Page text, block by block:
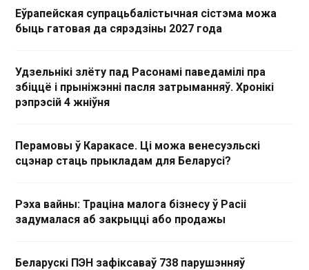
Еўрапейская супрацьбалістычная сістэма можа
быць гатовая да сярэдзіны 2027 года
Удзельнікі злёту пад Расонамі паведамілі пра
збіццё і прыніжэнні пасля затрыманняў. Хронікі
рэпрэсій 4 жніўня
Перамовы ў Каракасе. Ці можа венесуэльскі
сцэнар стаць прыкладам для Беларусі?
Рэха вайны: Траціна малога бізнесу ў Расіі
задумалася аб закрыцці або продажы
Беларускі ПЭН зафіксаваў 738 парушэнняў